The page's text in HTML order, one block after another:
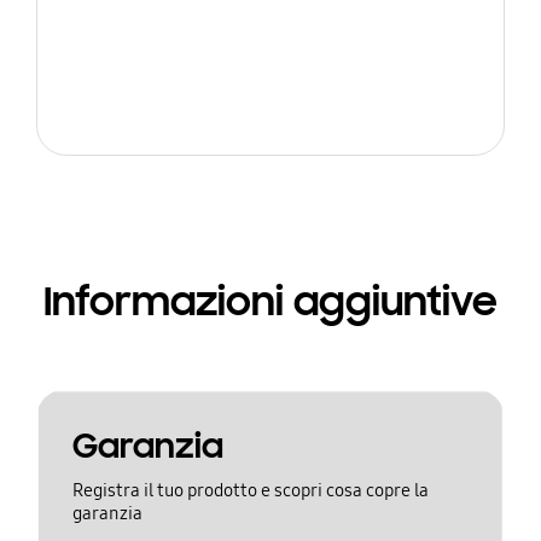
Informazioni aggiuntive
Garanzia
Registra il tuo prodotto e scopri cosa copre la
garanzia